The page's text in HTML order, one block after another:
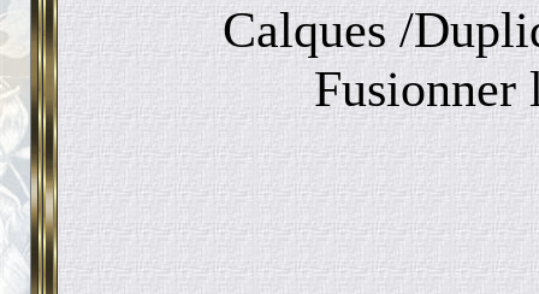
Calques /
Fusionner